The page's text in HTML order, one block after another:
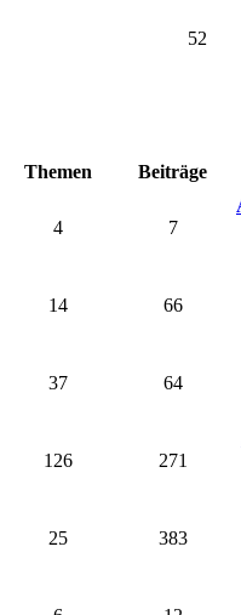
52
Themen Beiträge
4 7
14 66
37 64
126 271
25 383